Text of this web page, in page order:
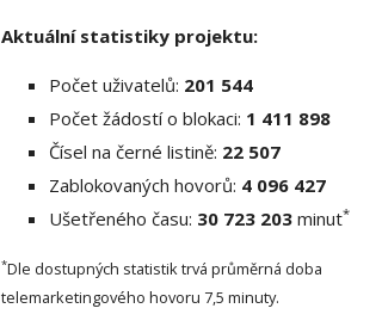
Aktuální statistiky projektu:
Počet uživatelů: 201 544
Počet žádostí o blokaci: 1 411 898
Čísel na černé listině: 22 507
Zablokovaných hovorů: 4 096 427
Ušetřeného času: 30 723 203minut*
*Dle dostupných statistik trvá průměrná doba
telemarketingového hovoru 7,5 minuty.